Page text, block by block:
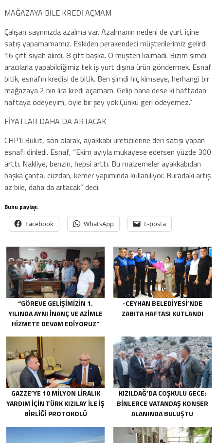
MAĞAZAYA BİLE KREDİ AÇMAM
Çalışan sayımızda azalma var. Azalmanın nedeni de yurt içine
satış yapamamamız. Eskiden perakendeci müşterilerimiz gelirdi
16 çift siyah alırdı, 8 çift başka. O müşteri kalmadı. Bizim şimdi
aracılarla yapabildiğimiz tek iş yurt dışına ürün göndermek. Esnaf
bitik, esnafın kredisi de bitik. Ben şimdi hiç kimseye, herhangi bir
mağazaya 2 bin lira kredi açamam. Gelip bana dese ki haftadan
haftaya ödeyeyim, öyle bir şey yok.Çünkü geri ödeyemez.”
FİYATLAR DAHA DA ARTACAK
CHP’li Bulut, son olarak, ayakkabı üreticilerine deri satışı yapan
esnafı dinledi. Esnaf, “Ekim ayıyla mukayese edersen yüzde 300
arttı. Nakliye, benzin, hepsi arttı. Bu malzemeler ayakkabıdan
başka çanta, cüzdan, kemer yapımında kullanılıyor. Buradaki artış
az bile, daha da artacak” dedi.
Bunu paylaş:
Facebook WhatsApp E-posta
“GÖREVE GELIŞIMIZIN 1.
YILINDA AYNI INANÇ VE AZIMLE
HIZMETE DEVAM EDIYORUZ”
-CEYHAN BELEDIYESI’NDE
ZABITA HAFTASI KUTLANDI
GAZZE’YE 10 MILYON LIRALIK
YARDIM IÇIN TÜRK KIZILAY ILE IŞ
BIRLIĞI PROTOKOLÜ
KIZILDAĞ’DA COŞKULU GECE:
BINLERCE VATANDAŞ KONSER
ALANINDA BULUŞTU